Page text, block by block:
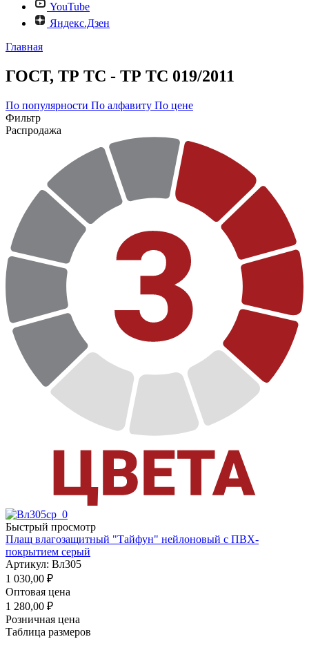
YouTube
Яндекс.Дзен
Главная
ГОСТ, ТР ТС - ТР ТС 019/2011
По популярности По алфавиту По цене
Фильтр
Распродажа
Быстрый просмотр
Плащ влагозащитный "Тайфун" нейлоновый с ПВХ-
покрытием серый
Артикул: Вл305
1 030,00 ₽
Оптовая цена
1 280,00 ₽
Розничная цена
Таблица размеров